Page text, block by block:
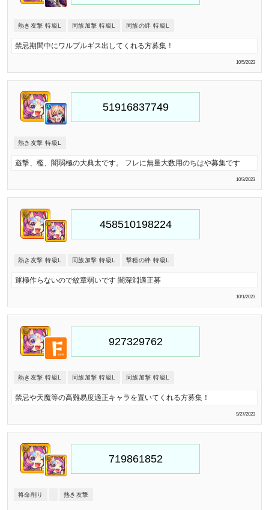
熱き友撃 特級L 同族加撃 特級L 同族の絆 特級L
禁忌期間中にワルプルギス出してくれる方募集！
10/5/2023
熱き友撃 特級L
遊撃、檻、闇弱極の大典太です。 フレに無量大数用のちはや募集です
10/3/2023
熱き友撃 特級L 同族加撃 特級L 撃種の絆 特級L
運極作らないので紋章弱いです 闇深淵適正募
10/1/2023
熱き友撃 特級L 同族加撃 特級L 同族加撃 特級L
禁忌や天魔等の高難易度適正キャラを置いてくれる方募集！
9/27/2023
将命削り 熱き友撃